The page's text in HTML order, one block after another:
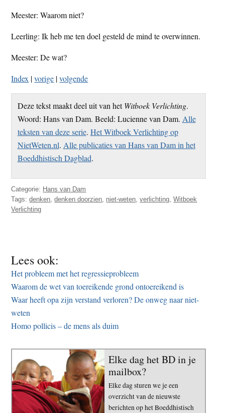
Meester: Waarom niet?
Leerling: Ik heb me ten doel gesteld de mind te overwinnen.
Meester: De wat?
Index |vorige |volgende
Deze tekst maakt deel uit van hetWitboek Verlichting.
Woord: Hans van Dam. Beeld: Lucienne van Dam. Alle
teksten van deze serie. Het Witboek Verlichting op
NietWeten.nl. Alle publicaties van Hans van Dam in het
Boeddhistisch Dagblad.
Categorie: Hans van Dam
Tags:denken,denken doorzien, niet-weten,verlichting,Witboek
Verlichting
Lees ook:
Het probleem met het regressieprobleem
Waarom de wet van toereikende grond ontoereikend is
Waar heeft opa zijn verstand verloren? De onweg naar niet-
weten
Homo pollicis – de mens als duim
Elke dag het BD in je
mailbox?
Elke dag sturen we je een
overzicht van de nieuwste
berichten op het Boeddhistisch